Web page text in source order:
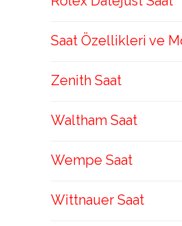
Saat Özellikleri ve
Zenith Saat
Waltham Saat
Wempe Saat
Wittnauer Saat